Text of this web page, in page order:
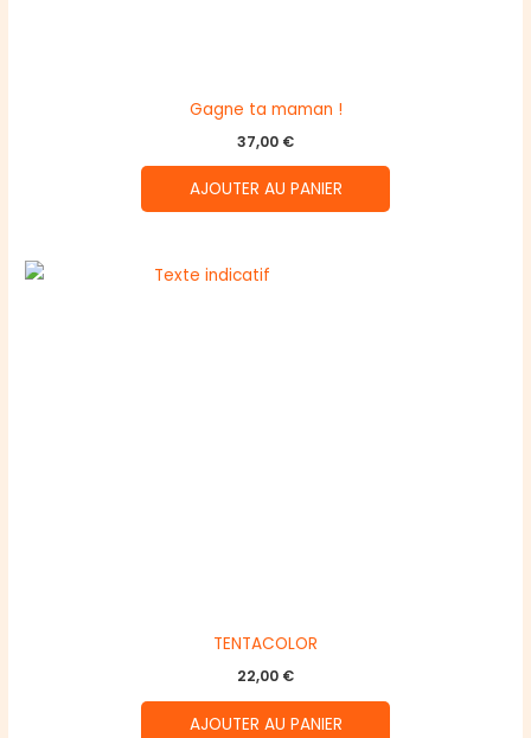
Gagne ta maman !
37,00 €
AJOUTER AU PANIER
TENTACOLOR
22,00 €
AJOUTER AU PANIER